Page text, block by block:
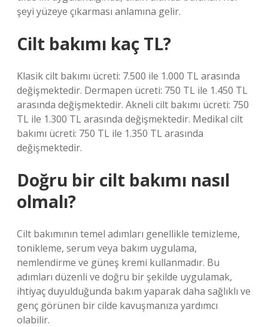
şeyi yüzeye çıkarması anlamına gelir.
Cilt bakımı kaç TL?
Klasik cilt bakımı ücreti: 7.500 ile 1.000 TL arasında
değişmektedir. Dermapen ücreti: 750 TL ile 1.450 TL
arasında değişmektedir. Akneli cilt bakımı ücreti: 750
TL ile 1.300 TL arasında değişmektedir. Medikal cilt
bakımı ücreti: 750 TL ile 1.350 TL arasında
değişmektedir.
Doğru bir cilt bakımı nasıl
olmalı?
Cilt bakımının temel adımları genellikle temizleme,
tonikleme, serum veya bakım uygulama,
nemlendirme ve güneş kremi kullanmadır. Bu
adımları düzenli ve doğru bir şekilde uygulamak,
ihtiyaç duyulduğunda bakım yaparak daha sağlıklı ve
genç görünen bir cilde kavuşmanıza yardımcı
olabilir.